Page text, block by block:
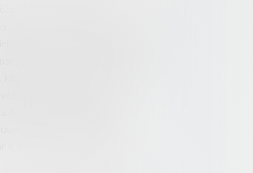
Zdravotníci a pracovníci
oblastech zdravotnictví.
ostatní personál. „Je důležité,
včetně vedení společnosti.
jsou v těchto oblastech
vychytávat nedostatky,
se, abychom
rukou našich zdravotníků,“
za vstřícnou spolupráci, za